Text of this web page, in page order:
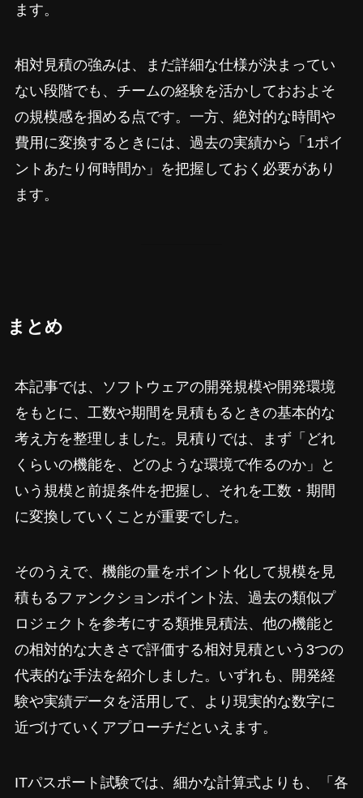
ます。
相対見積の強みは、まだ詳細な仕様が決まってい
ない段階でも、チームの経験を活かしておおよそ
の規模感を掴める点です。一方、絶対的な時間や
費用に変換するときには、過去の実績から「1ポイ
ントあたり何時間か」を把握しておく必要があり
ます。
まとめ
本記事では、ソフトウェアの開発規模や開発環境
をもとに、工数や期間を見積もるときの基本的な
考え方を整理しました。見積りでは、まず「どれ
くらいの機能を、どのような環境で作るのか」と
いう規模と前提条件を把握し、それを工数・期間
に変換していくことが重要でした。
そのうえで、機能の量をポイント化して規模を見
積もるファンクションポイント法、過去の類似プ
ロジェクトを参考にする類推見積法、他の機能と
の相対的な大きさで評価する相対見積という3つの
代表的な手法を紹介しました。いずれも、開発経
験や実績データを活用して、より現実的な数字に
近づけていくアプローチだといえます。
ITパスポート試験では、細かな計算式よりも、「各